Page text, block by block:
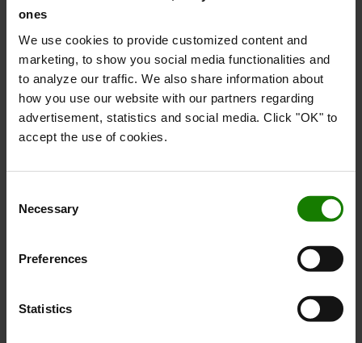
ones
We use cookies to provide customized content and
marketing, to show you social media functionalities and
to analyze our traffic. We also share information about
how you use our website with our partners regarding
advertisement, statistics and social media. Click "OK" to
accept the use of cookies.
Selection
Necessary
Preferences
Statistics
Vi anbefaler
der nu ingen grund til at køre rundt i mørket. Den rigtige
belysning øger sikkerheden på arbejdspladsen og gør det